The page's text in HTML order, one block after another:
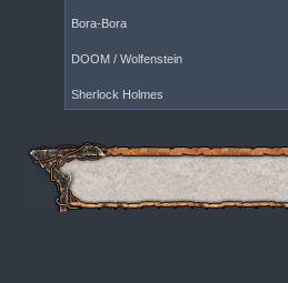
Bora-Bora
DOOM / Wolfenstein
Sherlock Holmes